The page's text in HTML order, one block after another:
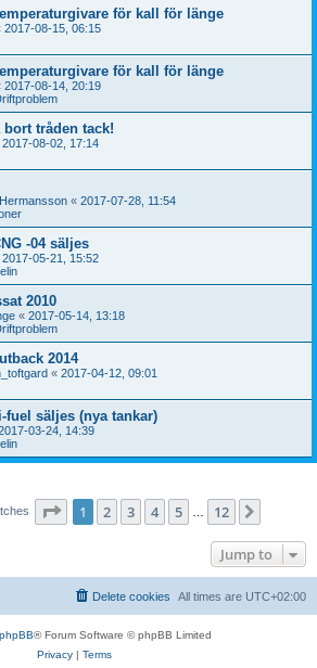
för kall för länge
2017-08-15, 06:15
för kall för länge
2017-08-14, 20:19
tråden tack!
2017-08-02, 17:14
« 2017-07-28, 11:54
-04 säljes
2017-05-21, 15:52
2010
« 2017-05-14, 13:18
2014
« 2017-04-12, 09:01
fuel säljes (nya tankar)
03-24, 14:39
Page 1of 12
1 2 3 4 5 12
Jump to
All times are UTC+02:00
Delete cookies
phpBB® Forum Software © phpBB Limited
Privacy| Terms